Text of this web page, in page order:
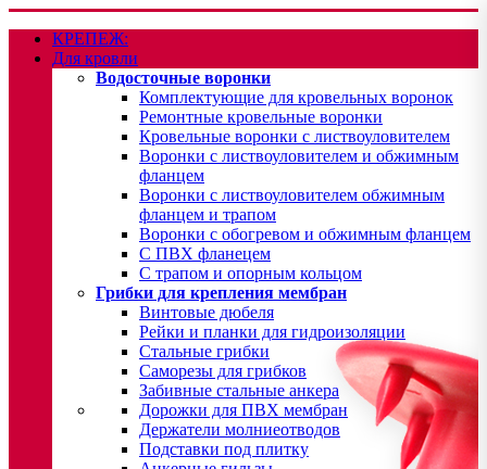
КРЕПЕЖ:
Для кровли
Водосточные воронки
Комплектующие для кровельных воронок
Ремонтные кровельные воронки
Кровельные воронки с листвоуловителем
Воронки с листвоуловителем и обжимным
фланцем
Воронки с листвоуловителем обжимным
фланцем и трапом
Воронки с обогревом и обжимным фланцем
С ПВХ фланецем
С трапом и опорным кольцом
Грибки для крепления мембран
Винтовые дюбеля
Рейки и планки для гидроизоляции
Стальные грибки
Саморезы для грибков
Забивные стальные анкера
Дорожки для ПВХ мембран
Держатели молниеотводов
Подставки под плитку